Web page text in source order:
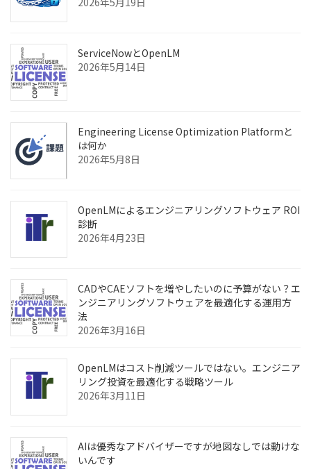
ServiceNowとOpenLM
2026年5月14日
Engineering License Optimization Platformと
は何か
2026年5月8日
OpenLMによるエンジニアリングソフトウェア ROI
診断
2026年4月23日
CADやCAEソフトを増やしたいのに予算がない？エ
ンジニアリングソフトウェアを最適化する運用方
法
2026年3月16日
OpenLMはコスト削減ツールではない。エンジニア
リング投資を最適化する戦略ツール
2026年3月11日
AIは優秀なアドバイザーですが地図なしでは動けな
いんです